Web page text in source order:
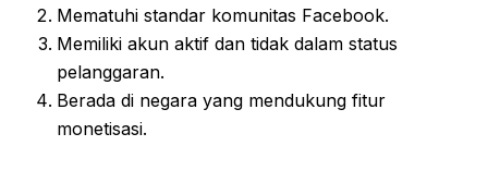
Mematuhi standar komunitas Facebook.
Memiliki akun aktif dan tidak dalam status
pelanggaran.
Berada di negara yang mendukung fitur
monetisasi.